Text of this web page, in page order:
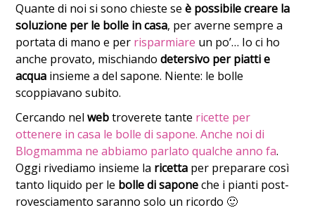
Quante di noi si sono chieste seè possibile creare la
soluzione per le bolle in casa, per averne sempre a
portata di mano e per risparmiare un po’… Io ci ho
anche provato, mischiandodetersivo per piatti e
acqua insieme a del sapone. Niente: le bolle
scoppiavano subito.
Cercando nelwebtroverete tante ricette per
ottenere in casa le bolle di sapone. Anche noi di
Blogmamma ne abbiamo parlato qualche anno fa.
Oggi rivediamo insieme la ricetta per preparare così
tanto liquido per le bolle di saponeche i pianti post-
rovesciamento saranno solo un ricordo 🙂